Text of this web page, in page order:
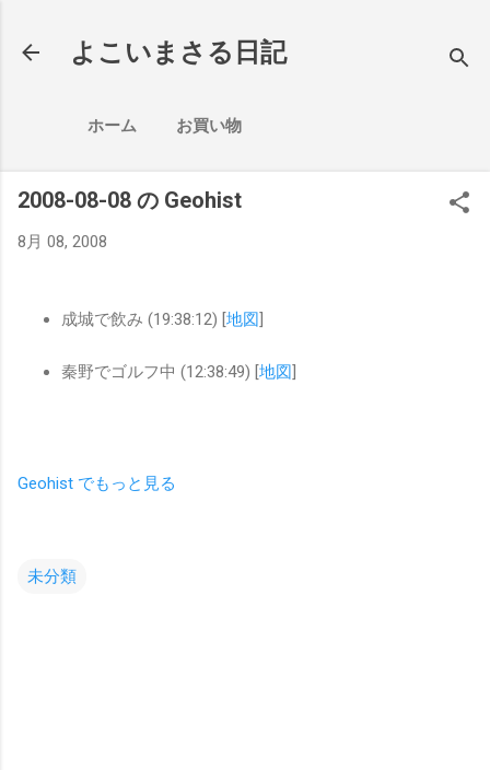
よこいまさる日記
ホーム お買い物
2008-08-08 の Geohist
8月 08, 2008
成城で飲み (19:38:12) [地図]
秦野でゴルフ中 (12:38:49) [地図]
Geohist でもっと見る
未分類